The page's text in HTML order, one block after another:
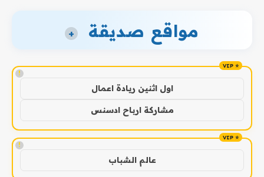
مواقع صديقة +
!
اول اثنين ريادة اعمال
مشاركة ارباح ادسنس
!
عالم الشباب